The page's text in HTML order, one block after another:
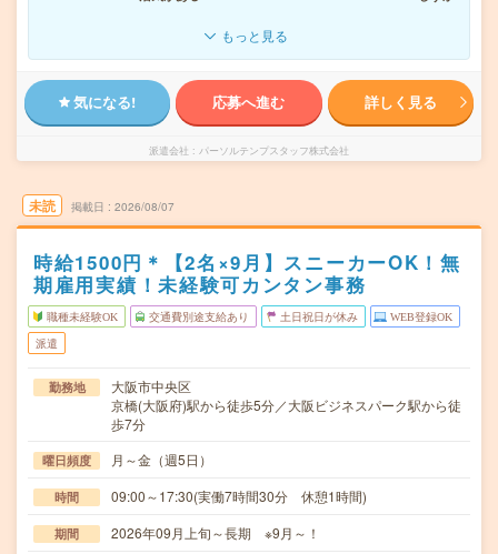
もっと見る
気になる! 応募へ進む 詳しく見る
派遣会社 パーソルテンプスタッフ株式会社
未読 掲載日 2026/08/07
時給1500円＊【2名×9月】スニーカーOK！無
期雇用実績！未経験可カンタン事務
職種未経験OK 交通費別途支給あり 土日祝日が休み WEB登録OK
派遣
勤務地
大阪市中央区
京橋(大阪府)駅から徒歩5分／大阪ビジネスパーク駅から徒
歩7分
曜日頻度 月～金（週5日）
時間 09:00～17:30(実働7時間30分 休憩1時間)
期間 2026年09月上旬～長期 ※9月～！